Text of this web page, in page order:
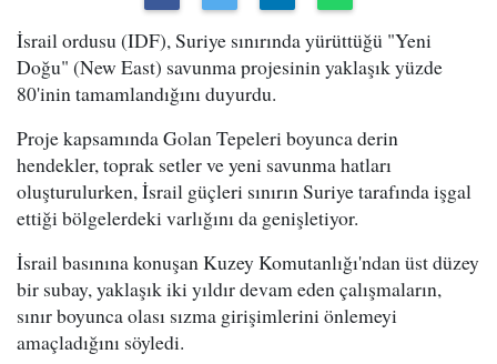
İsrail ordusu (IDF), Suriye sınırında yürüttüğü "Yeni
Doğu" (New East) savunma projesinin yaklaşık yüzde
80'inin tamamlandığını duyurdu.
Proje kapsamında Golan Tepeleri boyunca derin
hendekler, toprak setler ve yeni savunma hatları
oluşturulurken, İsrail güçleri sınırın Suriye tarafında işgal
ettiği bölgelerdeki varlığını da genişletiyor.
İsrail basınına konuşan Kuzey Komutanlığı'ndan üst düzey
bir subay, yaklaşık iki yıldır devam eden çalışmaların,
sınır boyunca olası sızma girişimlerini önlemeyi
amaçladığını söyledi.